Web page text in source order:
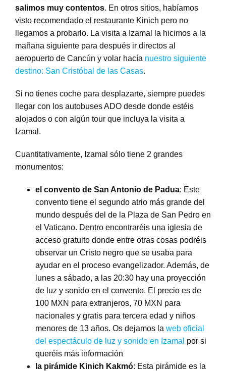
salimos muy contentos. En otros sitios, habíamos
visto recomendado el restaurante Kinich pero no
llegamos a probarlo. La visita a Izamal la hicimos a la
mañana siguiente para después ir directos al
aeropuerto de Cancún y volar hacía nuestro siguiente
destino: San Cristóbal de las Casas.
Si no tienes coche para desplazarte, siempre puedes
llegar con los autobuses ADO desde donde estéis
alojados o con algún tour que incluya la visita a
Izamal.
Cuantitativamente, Izamal sólo tiene 2 grandes
monumentos:
el convento de San Antonio de Padua: Este
convento tiene el segundo atrio más grande del
mundo después del de la Plaza de San Pedro en
el Vaticano. Dentro encontraréis una iglesia de
acceso gratuito donde entre otras cosas podréis
observar un Cristo negro que se usaba para
ayudar en el proceso evangelizador. Además, de
lunes a sábado, a las 20:30 hay una proyección
de luz y sonido en el convento. El precio es de
100 MXN para extranjeros, 70 MXN para
nacionales y gratis para tercera edad y niños
menores de 13 años. Os dejamos la web oficial
del espectáculo de luz y sonido en Izamal por si
queréis más información
la pirámide Kinich Kakmó: Esta pirámide es la